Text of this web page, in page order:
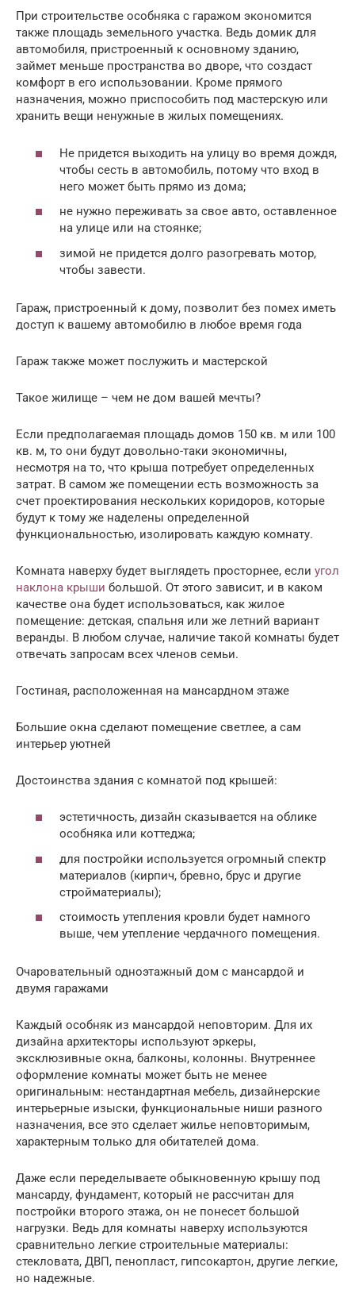
При строительстве особняка с гаражом экономится
также площадь земельного участка. Ведь домик для
автомобиля, пристроенный к основному зданию,
займет меньше пространства во дворе, что создаст
комфорт в его использовании. Кроме прямого
назначения, можно приспособить под мастерскую или
хранить вещи ненужные в жилых помещениях.
Не придется выходить на улицу во время дождя,
чтобы сесть в автомобиль, потому что вход в
него может быть прямо из дома;
не нужно переживать за свое авто, оставленное
на улице или на стоянке;
зимой не придется долго разогревать мотор,
чтобы завести.
Гараж, пристроенный к дому, позволит без помех иметь
доступ к вашему автомобилю в любое время года
Гараж также может послужить и мастерской
Такое жилище – чем не дом вашей мечты?
Если предполагаемая площадь домов 150 кв. м или 100
кв. м, то они будут довольно-таки экономичны,
несмотря на то, что крыша потребует определенных
затрат. В самом же помещении есть возможность за
счет проектирования нескольких коридоров, которые
будут к тому же наделены определенной
функциональностью, изолировать каждую комнату.
Комната наверху будет выглядеть просторнее, если угол
наклона крыши большой. От этого зависит, и в каком
качестве она будет использоваться, как жилое
помещение: детская, спальня или же летний вариант
веранды. В любом случае, наличие такой комнаты будет
отвечать запросам всех членов семьи.
Гостиная, расположенная на мансардном этаже
Большие окна сделают помещение светлее, а сам
интерьер уютней
Достоинства здания с комнатой под крышей:
эстетичность, дизайн сказывается на облике
особняка или коттеджа;
для постройки используется огромный спектр
материалов (кирпич, бревно, брус и другие
стройматериалы);
стоимость утепления кровли будет намного
выше, чем утепление чердачного помещения.
Очаровательный одноэтажный дом с мансардой и
двумя гаражами
Каждый особняк из мансардой неповторим. Для их
дизайна архитекторы используют эркеры,
эксклюзивные окна, балконы, колонны. Внутреннее
оформление комнаты может быть не менее
оригинальным: нестандартная мебель, дизайнерские
интерьерные изыски, функциональные ниши разного
назначения, все это сделает жилье неповторимым,
характерным только для обитателей дома.
Даже если переделываете обыкновенную крышу под
мансарду, фундамент, который не рассчитан для
постройки второго этажа, он не понесет большой
нагрузки. Ведь для комнаты наверху используются
сравнительно легкие строительные материалы:
стекловата, ДВП, пенопласт, гипсокартон, другие легкие,
но надежные.